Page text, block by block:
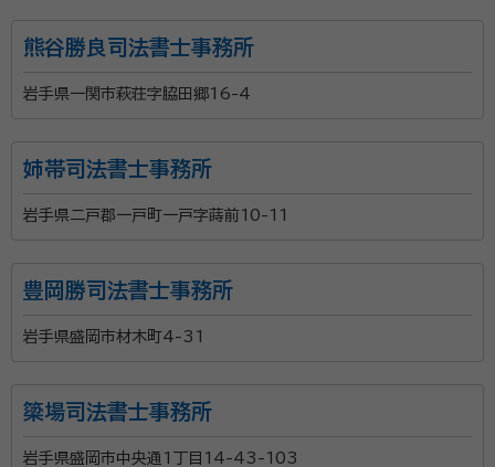
熊谷勝良司法書士事務所
岩手県一関市萩荘字脇田郷16-4
姉帯司法書士事務所
岩手県二戸郡一戸町一戸字蒔前10-11
豊岡勝司法書士事務所
岩手県盛岡市材木町4-31
簗場司法書士事務所
岩手県盛岡市中央通1丁目14-43-103